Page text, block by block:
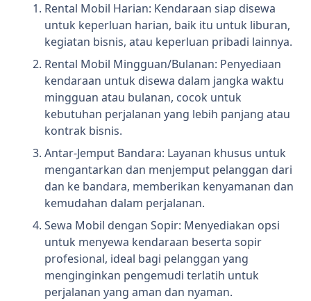
Rental Mobil Harian: Kendaraan siap disewa
untuk keperluan harian, baik itu untuk liburan,
kegiatan bisnis, atau keperluan pribadi lainnya.
Rental Mobil Mingguan/Bulanan: Penyediaan
kendaraan untuk disewa dalam jangka waktu
mingguan atau bulanan, cocok untuk
kebutuhan perjalanan yang lebih panjang atau
kontrak bisnis.
Antar-Jemput Bandara: Layanan khusus untuk
mengantarkan dan menjemput pelanggan dari
dan ke bandara, memberikan kenyamanan dan
kemudahan dalam perjalanan.
Sewa Mobil dengan Sopir: Menyediakan opsi
untuk menyewa kendaraan beserta sopir
profesional, ideal bagi pelanggan yang
menginginkan pengemudi terlatih untuk
perjalanan yang aman dan nyaman.